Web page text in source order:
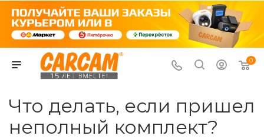
0
Что делать, если пришел
неполный комплект?